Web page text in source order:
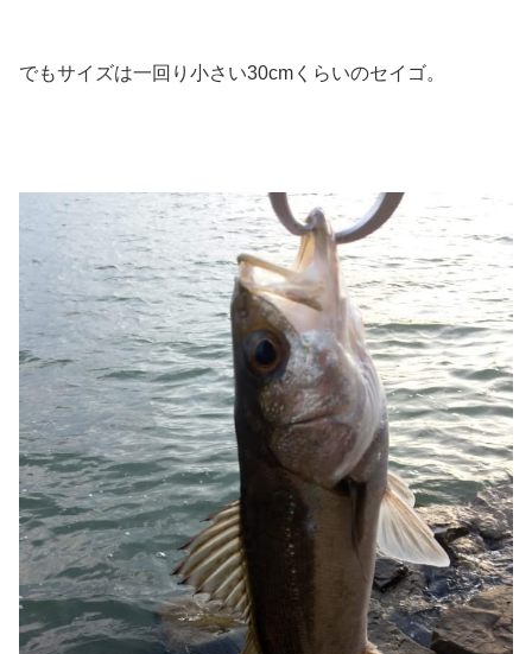
でもサイズは一回り小さい30cmくらいのセイゴ。